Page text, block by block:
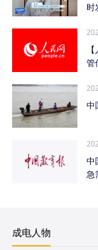
时
管
中
中
急
成电人物